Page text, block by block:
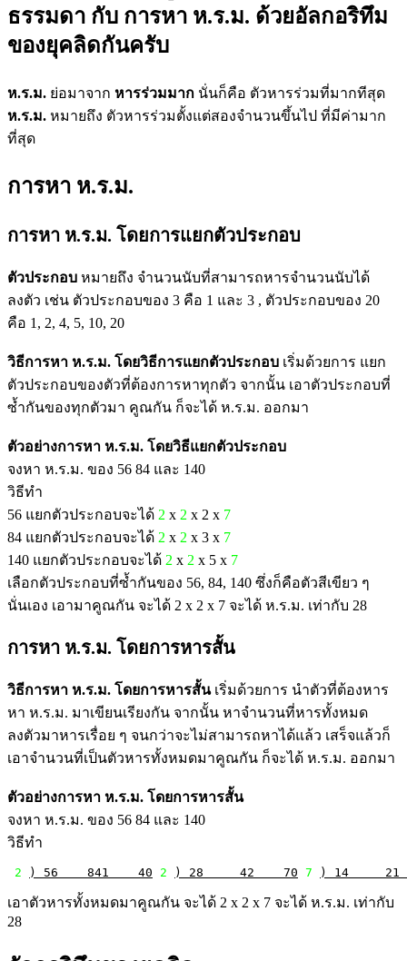
ธรรมดา กับ การหา ห.ร.ม. ด้วยอัลกอริทึม
ของยุคลิดกันครับ
ห.ร.ม. ย่อมาจาก หารร่วมมาก นั่นก็คือ ตัวหารร่วมที่มากทีสุด
ห.ร.ม. หมายถึง ตัวหารร่วมตั้งแต่สองจำนวนขึ้นไป ที่มีค่ามาก
ที่สุด
การหา ห.ร.ม.
การหา ห.ร.ม. โดยการแยกตัวประกอบ
ตัวประกอบ หมายถึง จำนวนนับที่สามารถหารจำนวนนับได้
ลงตัว เช่น ตัวประกอบของ 3 คือ 1 และ 3 , ตัวประกอบของ 20
คือ 1, 2, 4, 5, 10, 20
วิธีการหา ห.ร.ม. โดยวิธีการแยกตัวประกอบ เริ่มด้วยการ แยก
ตัวประกอบของตัวที่ต้องการหาทุกตัว จากนั้น เอาตัวประกอบที่
ซ้ำกันของทุกตัวมา คูณกัน ก็จะได้ ห.ร.ม. ออกมา
ตัวอย่างการหา ห.ร.ม. โดยวิธีแยกตัวประกอบ
จงหา ห.ร.ม. ของ 56 84 และ 140
วิธีทำ
56 แยกตัวประกอบจะได้ 2 x 2 x 2 x 7
84 แยกตัวประกอบจะได้ 2 x 2 x 3 x 7
140 แยกตัวประกอบจะได้ 2 x 2 x 5 x 7
เลือกตัวประกอบที่ซ้ำกันของ 56, 84, 140 ซึ่งก็คือตัวสีเขียว ๆ
นั่นเอง เอามาคูณกัน จะได้ 2 x 2 x 7 จะได้ ห.ร.ม. เท่ากับ 28
การหา ห.ร.ม. โดยการหารสั้น
วิธีการหา ห.ร.ม. โดยการหารสั้นเริ่มด้วยการ นำตัวที่ต้องหาร
หา ห.ร.ม. มาเขียนเรียงกัน จากนั้น หาจำนวนที่หารทั้งหมด
ลงตัวมาหารเรื่อย ๆ จนกว่าจะไม่สามารถหาได้แล้ว เสร็จแล้วก็
เอาจำนวนที่เป็นตัวหารทั้งหมดมาคูณกัน ก็จะได้ ห.ร.ม. ออกมา
ตัวอย่างการหา ห.ร.ม. โดยการหารสั้น
จงหา ห.ร.ม. ของ 56 84 และ 140
วิธีทำ
2 ) 56    841    40 2 ) 28     42    70 7 ) 14     21
เอาตัวหารทั้งหมดมาคูณกัน จะได้ 2 x 2 x 7 จะได้ ห.ร.ม. เท่ากับ
28